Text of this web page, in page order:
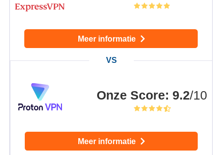
Meer informatie
Onze Score: 9.2/10
Meer informatie